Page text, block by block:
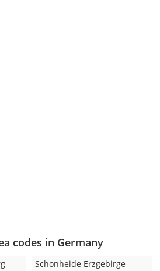
codes in Germany
Schonheide Erzgebirge